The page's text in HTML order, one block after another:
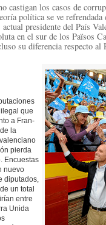
castigan los casos de
política se ve refrendada
presidente del País
en el sur de los Països
su diferencia respecto
que
a Fran-
la
pierda
Encuestas
nuevo
diputados,
un total
entre
Unida